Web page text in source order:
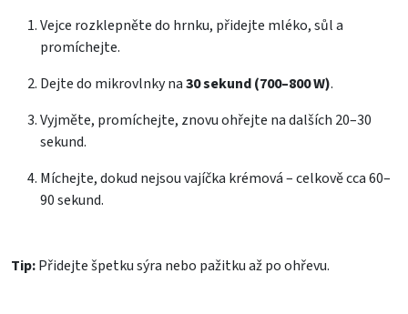
Vejce rozklepněte do hrnku, přidejte mléko, sůl a
promíchejte.
Dejte do mikrovlnky na30 sekund (700–800 W).
Vyjměte, promíchejte, znovu ohřejte na dalších 20–30
sekund.
Míchejte, dokud nejsou vajíčka krémová – celkově cca 60–
90 sekund.
Tip:Přidejte špetku sýra nebo pažitku až po ohřevu.